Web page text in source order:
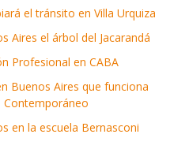
el tránsito en Villa Urquiza
Aires el árbol del Jacarandá
Profesional en CABA
Buenos Aires que funciona
en la escuela Bernasconi